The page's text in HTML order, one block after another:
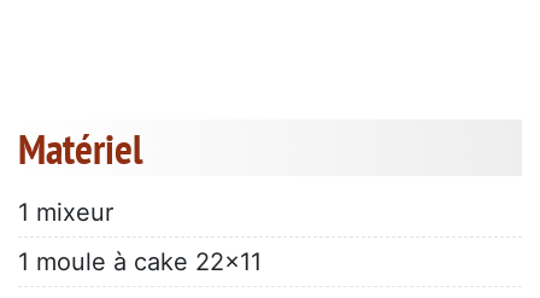
Matériel
1 mixeur
1 moule à cake 22x11